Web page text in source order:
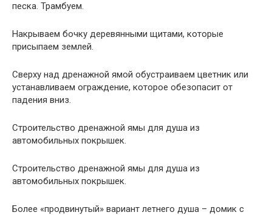
песка. Трамбуем.
Накрываем бочку деревянными щитами, которые
присыпаем землей.
Сверху над дренажной ямой обустраиваем цветник или
устанавливаем ограждение, которое обезопасит от
падения вниз.
Строительство дренажной ямы для душа из
автомобильных покрышек.
Строительство дренажной ямы для душа из
автомобильных покрышек.
Более «продвинутый» вариант летнего душа – домик с